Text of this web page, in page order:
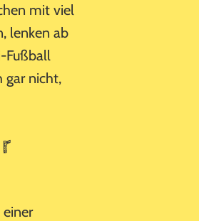
mit viel
lenken ab
Fußball
gar nicht,
einer